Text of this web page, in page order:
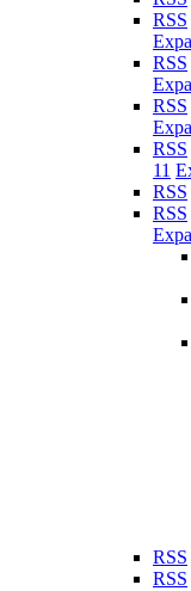
RSS
RSS
RSS
RSS
11
RSS
RSS
RSS
RSS